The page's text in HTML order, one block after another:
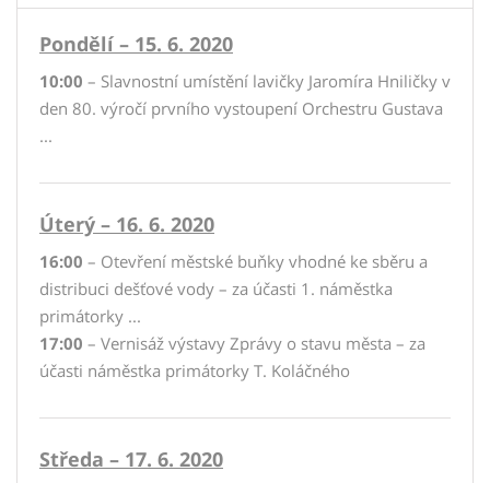
Pondělí – 15. 6. 2020
10:00 – Slavnostní umístění lavičky Jaromíra Hniličky v
den 80. výročí prvního vystoupení Orchestru Gustava
...
Úterý – 16. 6. 2020
16:00 – Otevření městské buňky vhodné ke sběru a
distribuci dešťové vody – za účasti 1. náměstka
primátorky ...
17:00 – Vernisáž výstavy Zprávy o stavu města – za
účasti náměstka primátorky T. Koláčného
Středa – 17. 6. 2020